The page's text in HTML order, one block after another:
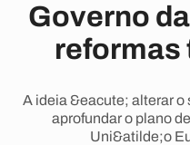
Governo
reformas
A ideia &eacute; alterar
aprofundar o plano
Uni&atilde;o